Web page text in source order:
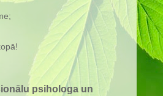
psihologa un